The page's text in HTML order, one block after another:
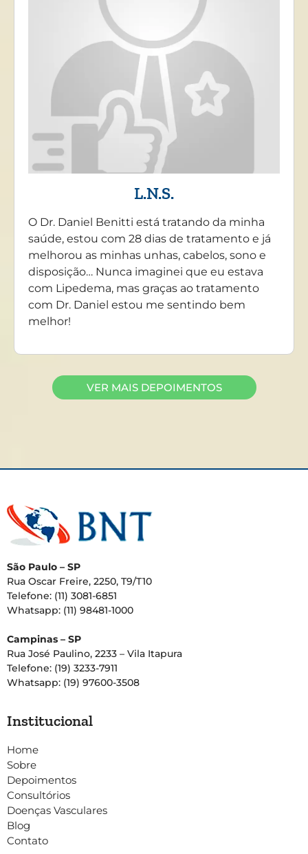
L.N.S.
O Dr. Daniel Benitti está tratando da minha
saúde, estou com 28 dias de tratamento e já
melhorou as minhas unhas, cabelos, sono e
disposição… Nunca imaginei que eu estava
com Lipedema, mas graças ao tratamento
com Dr. Daniel estou me sentindo bem
melhor!
VER MAIS DEPOIMENTOS
São Paulo – SP
Rua Oscar Freire, 2250, T9/T10
Telefone: (11) 3081-6851
Whatsapp: (11) 98481-1000
Campinas – SP
Rua José Paulino, 2233 – Vila Itapura
Telefone: (19) 3233-7911
Whatsapp: (19) 97600-3508
Institucional
Home
Sobre
Depoimentos
Consultórios
Doenças Vasculares
Blog
Contato